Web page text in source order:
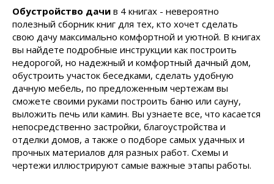
Обустройство дачи в 4 книгах - невероятно
полезный сборник книг для тех, кто хочет сделать
свою дачу максимально комфортной и уютной. В книгах
вы найдете подробные инструкции как построить
недорогой, но надежный и комфортный дачный дом,
обустроить участок беседками, сделать удобную
дачную мебель, по предложенным чертежам вы
сможете своими руками построить баню или сауну,
выложить печь или камин. Вы узнаете все, что касается
непосредственно застройки, благоустройства и
отделки домов, а также о подборе самых удачных и
прочных материалов для разных работ. Схемы и
чертежи иллюстрируют самые важные этапы работы.